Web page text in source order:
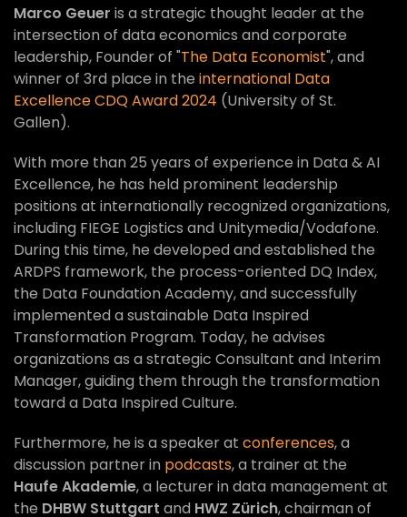
Marco Geuer is a strategic thought leader at the
intersection of data economics and corporate
leadership, Founder of "The Data Economist", and
winner of 3rd place in the international Data
Excellence CDQ Award 2024 (University of St.
Gallen).
With more than 25 years of experience in Data & AI
Excellence, he has held prominent leadership
positions at internationally recognized organizations,
including FIEGE Logistics and Unitymedia/Vodafone.
During this time, he developed and established the
ARDPS framework, the process-oriented DQ Index,
the Data Foundation Academy, and successfully
implemented a sustainable Data Inspired
Transformation Program. Today, he advises
organizations as a strategic Consultant and Interim
Manager, guiding them through the transformation
toward a Data Inspired Culture.
Furthermore, he is a speaker at conferences, a
discussion partner in podcasts, a trainer at the
Haufe Akademie, a lecturer in data management at
the DHBW Stuttgart and HWZ Zürich, chairman of